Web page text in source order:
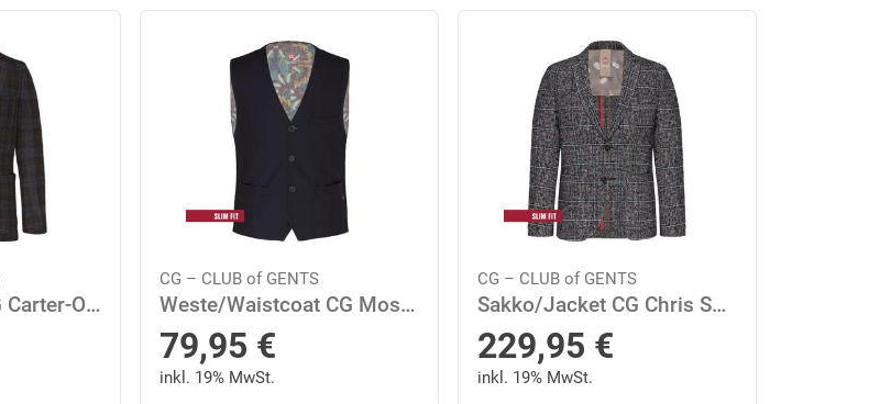
Sakko/Jacket CG Carter-OK RS 50 slim fit - Grau
CG – CLUB of GENTS
Weste/Waistcoat CG Mosley 48 slim fit - Blau Dunkel
79,95 €
inkl. 19% MwSt.
CG – CLUB of GENTS
Sakko/Jacket CG Chris SV 48 slim fit - Blau Dunkel
229,95 €
inkl. 19% MwSt.